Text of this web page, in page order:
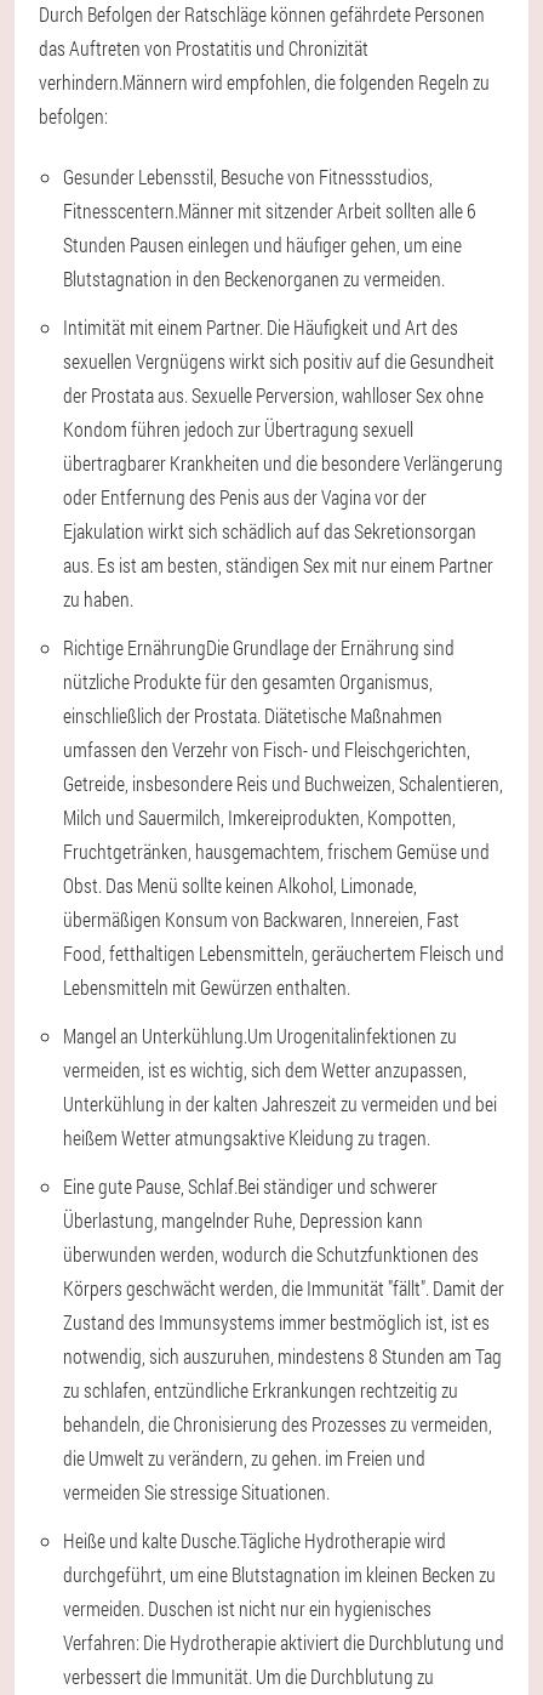
Durch Befolgen der Ratschläge können gefährdete Personen
das Auftreten von Prostatitis und Chronizität
verhindern.Männern wird empfohlen, die folgenden Regeln zu
befolgen:
Gesunder Lebensstil, Besuche von Fitnessstudios,
Fitnesscentern.Männer mit sitzender Arbeit sollten alle 6
Stunden Pausen einlegen und häufiger gehen, um eine
Blutstagnation in den Beckenorganen zu vermeiden.
Intimität mit einem Partner. Die Häufigkeit und Art des
sexuellen Vergnügens wirkt sich positiv auf die Gesundheit
der Prostata aus. Sexuelle Perversion, wahlloser Sex ohne
Kondom führen jedoch zur Übertragung sexuell
übertragbarer Krankheiten und die besondere Verlängerung
oder Entfernung des Penis aus der Vagina vor der
Ejakulation wirkt sich schädlich auf das Sekretionsorgan
aus. Es ist am besten, ständigen Sex mit nur einem Partner
zu haben.
Richtige ErnährungDie Grundlage der Ernährung sind
nützliche Produkte für den gesamten Organismus,
einschließlich der Prostata. Diätetische Maßnahmen
umfassen den Verzehr von Fisch- und Fleischgerichten,
Getreide, insbesondere Reis und Buchweizen, Schalentieren,
Milch und Sauermilch, Imkereiprodukten, Kompotten,
Fruchtgetränken, hausgemachtem, frischem Gemüse und
Obst. Das Menü sollte keinen Alkohol, Limonade,
übermäßigen Konsum von Backwaren, Innereien, Fast
Food, fetthaltigen Lebensmitteln, geräuchertem Fleisch und
Lebensmitteln mit Gewürzen enthalten.
Mangel an Unterkühlung.Um Urogenitalinfektionen zu
vermeiden, ist es wichtig, sich dem Wetter anzupassen,
Unterkühlung in der kalten Jahreszeit zu vermeiden und bei
heißem Wetter atmungsaktive Kleidung zu tragen.
Eine gute Pause, Schlaf.Bei ständiger und schwerer
Überlastung, mangelnder Ruhe, Depression kann
überwunden werden, wodurch die Schutzfunktionen des
Körpers geschwächt werden, die Immunität "fällt". Damit der
Zustand des Immunsystems immer bestmöglich ist, ist es
notwendig, sich auszuruhen, mindestens 8 Stunden am Tag
zu schlafen, entzündliche Erkrankungen rechtzeitig zu
behandeln, die Chronisierung des Prozesses zu vermeiden,
die Umwelt zu verändern, zu gehen. im Freien und
vermeiden Sie stressige Situationen.
Heiße und kalte Dusche.Tägliche Hydrotherapie wird
durchgeführt, um eine Blutstagnation im kleinen Becken zu
vermeiden. Duschen ist nicht nur ein hygienisches
Verfahren: Die Hydrotherapie aktiviert die Durchblutung und
verbessert die Immunität. Um die Durchblutung zu